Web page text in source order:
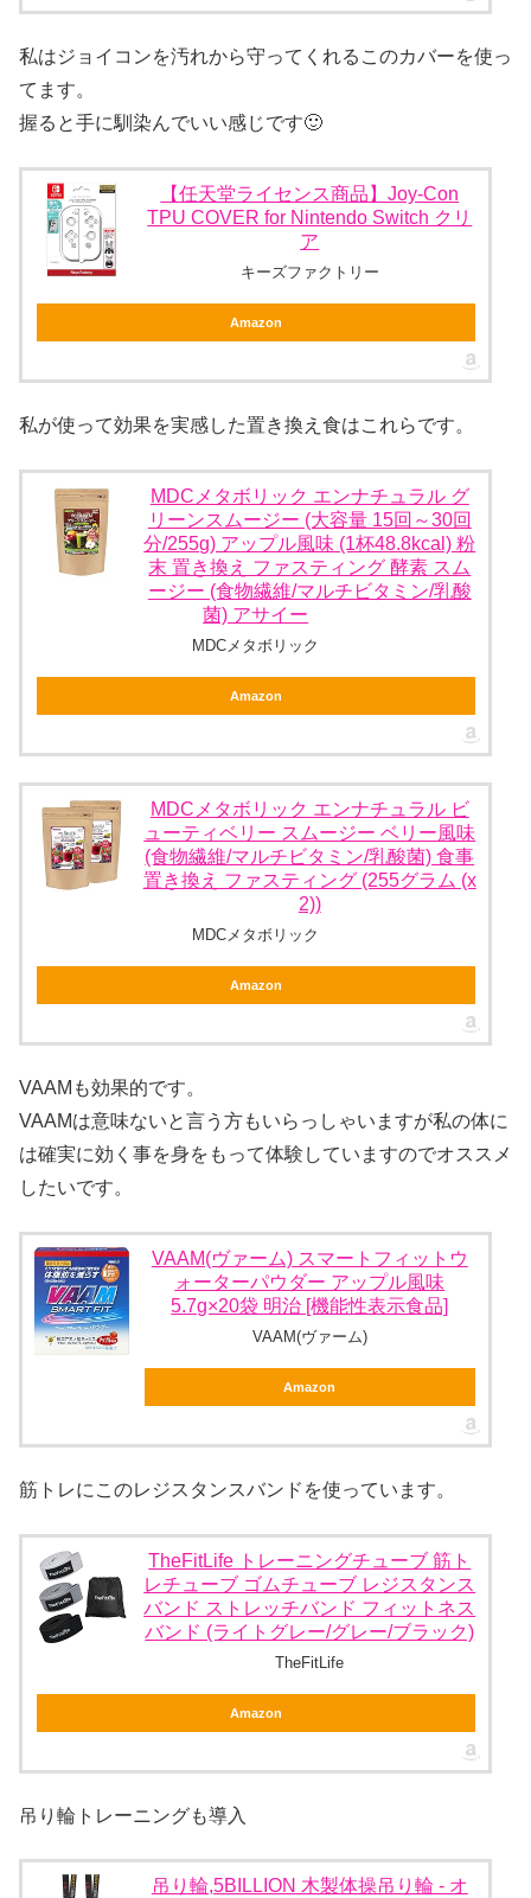
私はジョイコンを汚れから守ってくれるこのカバーを使っ
てます。
握ると手に馴染んでいい感じです🙂
【任天堂ライセンス商品】Joy-Con
TPU COVER for Nintendo Switch クリ
ア
キーズファクトリー
Amazon
私が使って効果を実感した置き換え食はこれらです。
MDCメタボリック エンナチュラル グ
リーンスムージー (大容量 15回～30回
分/255g) アップル風味 (1杯48.8kcal) 粉
末 置き換え ファスティング 酵素 スム
ージー (食物繊維/マルチビタミン/乳酸
菌) アサイー
MDCメタボリック
Amazon
MDCメタボリック エンナチュラル ビ
ューティベリー スムージー ベリー風味
(食物繊維/マルチビタミン/乳酸菌) 食事
置き換え ファスティング (255グラム (x
2))
MDCメタボリック
Amazon
VAAMも効果的です。
VAAMは意味ないと言う方もいらっしゃいますが私の体に
は確実に効く事を身をもって体験していますのでオススメ
したいです。
VAAM(ヴァーム) スマートフィットウ
ォーターパウダー アップル風味
5.7g×20袋 明治 [機能性表示食品]
VAAM(ヴァーム)
Amazon
筋トレにこのレジスタンスバンドを使っています。
TheFitLife トレーニングチューブ 筋ト
レチューブ ゴムチューブ レジスタンス
バンド ストレッチバンド フィットネス
バンド (ライトグレー/グレー/ブラック)
TheFitLife
Amazon
吊り輪トレーニングも導入
吊り輪,5BILLION 木製体操吊り輪 - オ